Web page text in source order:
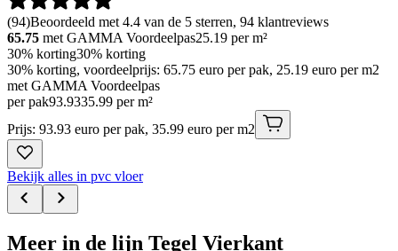
(94)Beoordeeld met 4.4 van de 5 sterren, 94 klantreviews
65.75 met GAMMA Voordeelpas25.19 per m²
30% korting30% korting
30% korting, voordeelprijs: 65.75 euro per pak, 25.19 euro per m2
met GAMMA Voordeelpas
per pak93.9335.99 per m²
Prijs: 93.93 euro per pak, 35.99 euro per m2
Bekijk alles in pvc vloer
Meer in de lijn Tegel Vierkant